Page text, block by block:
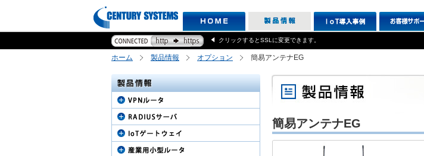
クリックするとSSLに変更できます。
ホーム 製品情報 オプション 簡易アンテナEG
簡易アンテナEG